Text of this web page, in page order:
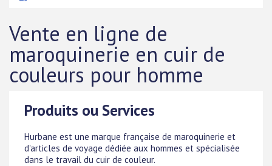
Vente en ligne de
maroquinerie en cuir de
couleurs pour homme
Produits ou Services
Hurbane est une marque française de maroquinerie et
d'articles de voyage dédiée aux hommes et spécialisée
dans le travail du cuir de couleur.